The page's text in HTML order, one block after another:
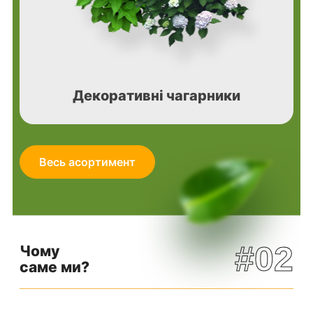
Декоративні чагарники
Весь асортимент
Чому
саме ми?
#02